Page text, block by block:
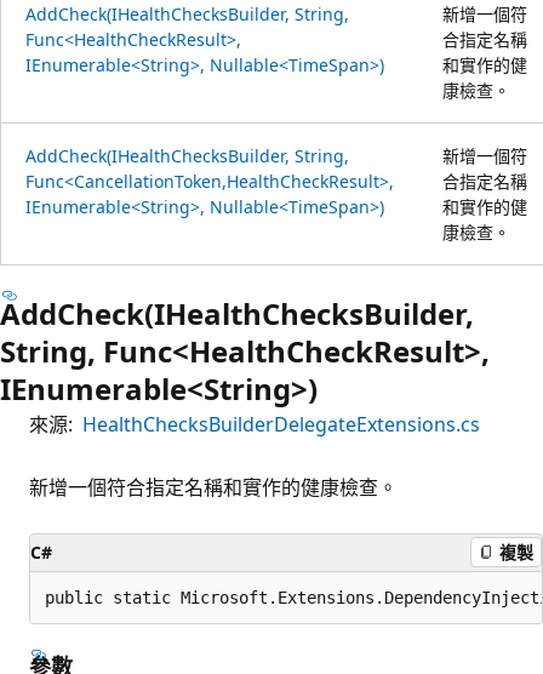
AddCheck(IHealthChecksBuilder, String,
Func<HealthCheckResult>,
IEnumerable<String>, Nullable<TimeSpan>)
新增一個符
合指定名稱
和實作的健
康檢查。
AddCheck(IHealthChecksBuilder, String,
Func<CancellationToken,HealthCheckResult>,
IEnumerable<String>, Nullable<TimeSpan>)
新增一個符
合指定名稱
和實作的健
康檢查。
AddCheck(IHealthChecksBuilder,
String, Func<HealthCheckResult>,
IEnumerable<String>)
來源: HealthChecksBuilderDelegateExtensions.cs
新增一個符合指定名稱和實作的健康檢查。
C# 複製
public static
參數